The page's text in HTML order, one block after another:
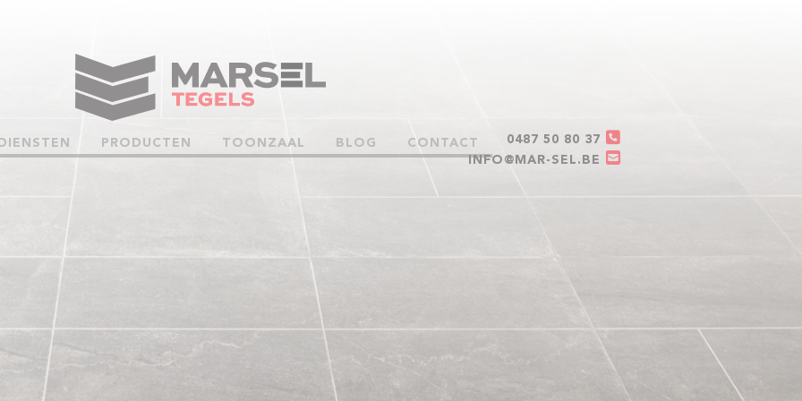
PRODUCTEN TOONZAAL BLOG CONTACT
0487 50 80 37
INFO@MAR-SEL.BE